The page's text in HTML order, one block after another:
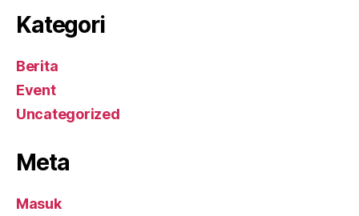
Kategori
Berita
Event
Uncategorized
Meta
Masuk